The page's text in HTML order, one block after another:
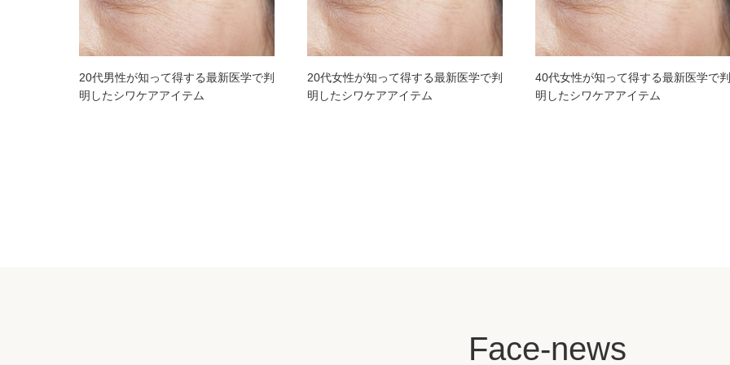
20代男性が知って得する最新医学で判
明したシワケアアイテム
20代女性が知って得する最新医学で判
明したシワケアアイテム
40代女性が知って得する最新医学で判
明したシワケアアイテム
Face-news